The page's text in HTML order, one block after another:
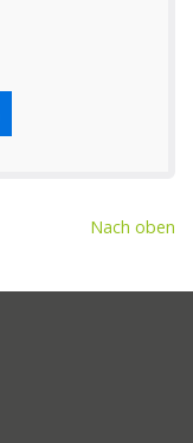
Nach oben